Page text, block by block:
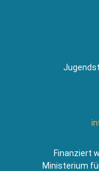
Finanziert
Ministerium